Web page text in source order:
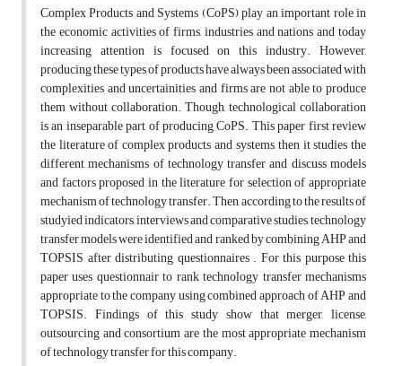
Complex Products and Systems (CoPS) play an important role in
the economic activities of firms, industries and nations and today
increasing attention is focused on this industry. However,
producing these types of products have always been associated with
complexities and uncertainities and firms are not able to produce
them without collaboration. Though, technological collaboration
is an inseparable part of producing CoPS. This paper first review
the literature of complex products and systems, then it studies the
different mechanisms of technology transfer and discuss models
and factors proposed in the literature for selection of appropriate
mechanism of technology transfer. Then, according to the results of
studyied indicators, interviews and comparative studies, technology
transfer models were identified and ranked by combining AHP and
TOPSIS after distributing questionnaires . For this purpose this
paper uses questionnair to rank technology transfer mechanisms
appropriate to the company using combined approach of AHP and
TOPSIS. Findings of this study show that merger, license,
outsourcing and consortium are the most appropriate mechanism
of technology transfer for this company.